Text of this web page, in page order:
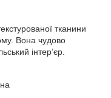
тканини
Вона чудово
інтер’єр.